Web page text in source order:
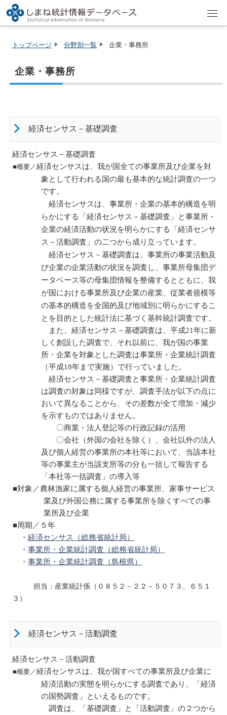
トップページ 分野別一覧 企業・事務所
企業・事務所
経済センサス－基礎調査
経済センサス－基礎調査
■概要／経済センサスは、我が国全ての事業所及び企業を対
象として行われる国の最も基本的な統計調査の一つ
です。
経済センサスは、 事業所・企業の基本的構造を明
らかにする「経済センサス－基礎調査」と事業所・
企業の経済活動の状況を明らかにする「経済センサ
ス－活動調査」の二つから成り立っています。
経済センサス－基礎調査は、事業所の事業活動及
び企業の企業活動の状況を調査し、事業所母集団デ
ータベース等の母集団情報を整備するとともに、我
が国における事業所及び企業の産業、従業者規模等
の基本的構造を全国的及び地域別に明らかにするこ
とを目的とした統計法に基づく基幹統計調査です。
また、経済センサス－基礎調査は、平成21年に新
しく創設した調査で、それ以前に、我が国の事業
所・企業を対象とした調査は事業所・企業統計調査
（平成18年まで実施）で行っていました。
経済センサス－基礎調査と事業所・企業統計調査
は調査の対象は同様ですが、調査手法が以下の点に
おいて異なることから、その差数が全て増加・減少
を示すものではありません。
〇商業・法人登記等の行政記録の活用
〇会社（外国の会社を除く）、会社以外の法人
及び個人経営の事業所の本社等において、当該本社
等の事業主が当該支所等の分も一括して報告する
「本社等一括調査」の導入等
■対象／農林漁家に属する個人経営の事業所、家事サービス
業及び外国公務に属する事業所を除くすべての事
業所及び企業
■周期／５年
・経済センサス（総務省統計局）
・事業所・企業統計調査（総務省統計局）
・事業所・企業統計調査（島根県）
担当：産業統計係（０８５２－２２－５０７３、６５１
３）
経済センサス－活動調査
経済センサス－活動調査
■概要／経済センサスは、我が国すべての事業所及び企業に
経済活動の実態を明らかにする調査であり、「経済
の国勢調査」といえるものです。
調査は、「基礎調査」と「活動調査」の２つから